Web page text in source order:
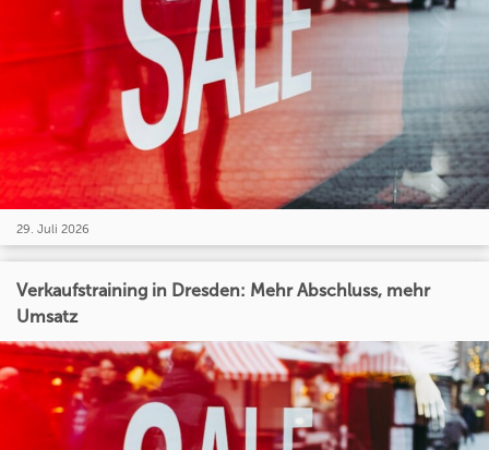
29. Juli 2026
Verkaufstraining in Dresden: Mehr Abschluss, mehr
Umsatz